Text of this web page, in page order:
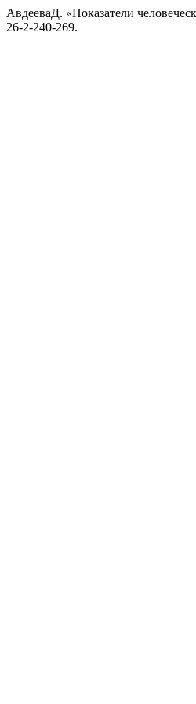
АвдееваД. «Показатели
26-2-240-269.